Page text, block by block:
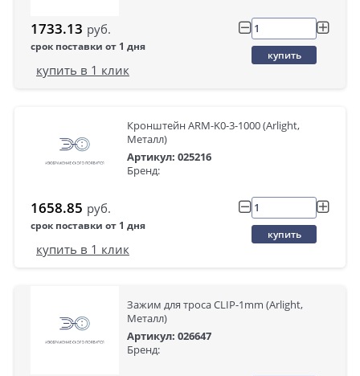
1733.13 руб.
срок поставки от 1 дня
купить
купить в 1 клик
Кронштейн ARM-K0-3-1000 (Arlight,
Металл)
Артикул: 025216
Бренд:
1658.85 руб.
срок поставки от 1 дня
купить
купить в 1 клик
Зажим для троса CLIP-1mm (Arlight,
Металл)
Артикул: 026647
Бренд: